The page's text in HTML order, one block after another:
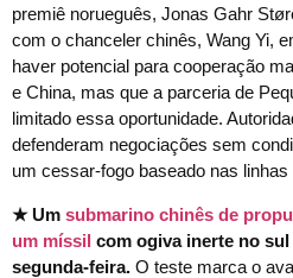
premiê norueguês, Jonas Gahr
com o chanceler chinês, Wang Yi,
haver potencial para cooperação
e China, mas que a parceria de
limitado essa oportunidade.
defenderam negociações sem
um cessar-fogo baseado nas
★ Um submarino chinês de
um míssil com ogiva inerte no
segunda-feira. O teste marca o